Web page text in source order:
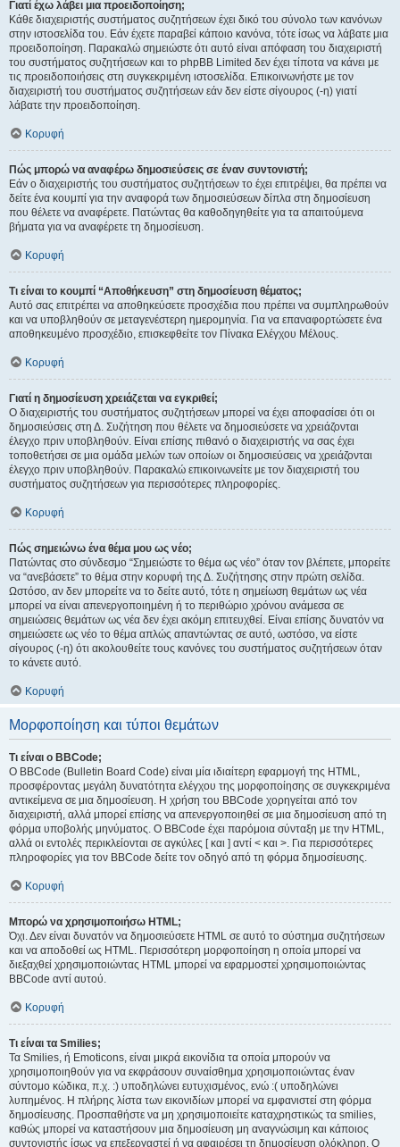
Γιατί έχω λάβει μια προειδοποίηση;
Κάθε διαχειριστής συστήματος συζητήσεων έχει δικό του σύνολο των κανόνων
στην ιστοσελίδα του. Εάν έχετε παραβεί κάποιο κανόνα, τότε ίσως να λάβατε μια
προειδοποίηση. Παρακαλώ σημειώστε ότι αυτό είναι απόφαση του διαχειριστή
του συστήματος συζητήσεων και το phpBB Limited δεν έχει τίποτα να κάνει με
τις προειδοποιήσεις στη συγκεκριμένη ιστοσελίδα. Επικοινωνήστε με τον
διαχειριστή του συστήματος συζητήσεων εάν δεν είστε σίγουρος (-η) γιατί
λάβατε την προειδοποίηση.
Κορυφή
Πώς μπορώ να αναφέρω δημοσιεύσεις σε έναν συντονιστή;
Εάν ο διαχειριστής του συστήματος συζητήσεων το έχει επιτρέψει, θα πρέπει να
δείτε ένα κουμπί για την αναφορά των δημοσιεύσεων δίπλα στη δημοσίευση
που θέλετε να αναφέρετε. Πατώντας θα καθοδηγηθείτε για τα απαιτούμενα
βήματα για να αναφέρετε τη δημοσίευση.
Κορυφή
Τι είναι το κουμπί “Αποθήκευση” στη δημοσίευση θέματος;
Αυτό σας επιτρέπει να αποθηκεύσετε προσχέδια που πρέπει να συμπληρωθούν
και να υποβληθούν σε μεταγενέστερη ημερομηνία. Για να επαναφορτώσετε ένα
αποθηκευμένο προσχέδιο, επισκεφθείτε τον Πίνακα Ελέγχου Μέλους.
Κορυφή
Γιατί η δημοσίευση χρειάζεται να εγκριθεί;
Ο διαχειριστής του συστήματος συζητήσεων μπορεί να έχει αποφασίσει ότι οι
δημοσιεύσεις στη Δ. Συζήτηση που θέλετε να δημοσιεύσετε να χρειάζονται
έλεγχο πριν υποβληθούν. Είναι επίσης πιθανό ο διαχειριστής να σας έχει
τοποθετήσει σε μια ομάδα μελών των οποίων οι δημοσιεύσεις να χρειάζονται
έλεγχο πριν υποβληθούν. Παρακαλώ επικοινωνείτε με τον διαχειριστή του
συστήματος συζητήσεων για περισσότερες πληροφορίες.
Κορυφή
Πώς σημειώνω ένα θέμα μου ως νέο;
Πατώντας στο σύνδεσμο “Σημειώστε το θέμα ως νέο” όταν τον βλέπετε, μπορείτε
να “ανεβάσετε” το θέμα στην κορυφή της Δ. Συζήτησης στην πρώτη σελίδα.
Ωστόσο, αν δεν μπορείτε να το δείτε αυτό, τότε η σημείωση θεμάτων ως νέα
μπορεί να είναι απενεργοποιημένη ή το περιθώριο χρόνου ανάμεσα σε
σημειώσεις θεμάτων ως νέα δεν έχει ακόμη επιτευχθεί. Είναι επίσης δυνατόν να
σημειώσετε ως νέο το θέμα απλώς απαντώντας σε αυτό, ωστόσο, να είστε
σίγουρος (-η) ότι ακολουθείτε τους κανόνες του συστήματος συζητήσεων όταν
το κάνετε αυτό.
Κορυφή
Μορφοποίηση και τύποι θεμάτων
Τι είναι ο BBCode;
Ο BBCode (Bulletin Board Code) είναι μία ιδιαίτερη εφαρμογή της HTML,
προσφέροντας μεγάλη δυνατότητα ελέγχου της μορφοποίησης σε συγκεκριμένα
αντικείμενα σε μια δημοσίευση. Η χρήση του BBCode χορηγείται από τον
διαχειριστή, αλλά μπορεί επίσης να απενεργοποιηθεί σε μια δημοσίευση από τη
φόρμα υποβολής μηνύματος. Ο BBCode έχει παρόμοια σύνταξη με την HTML,
αλλά οι εντολές περικλείονται σε αγκύλες [ και ] αντί < και >. Για περισσότερες
πληροφορίες για τον BBCode δείτε τον οδηγό από τη φόρμα δημοσίευσης.
Κορυφή
Μπορώ να χρησιμοποιήσω HTML;
Όχι. Δεν είναι δυνατόν να δημοσιεύσετε HTML σε αυτό το σύστημα συζητήσεων
και να αποδοθεί ως HTML. Περισσότερη μορφοποίηση η οποία μπορεί να
διεξαχθεί χρησιμοποιώντας HTML μπορεί να εφαρμοστεί χρησιμοποιώντας
BBCode αντί αυτού.
Κορυφή
Τι είναι τα Smilies;
Τα Smilies, ή Emoticons, είναι μικρά εικονίδια τα οποία μπορούν να
χρησιμοποιηθούν για να εκφράσουν συναίσθημα χρησιμοποιώντας έναν
σύντομο κώδικα, π.χ. :) υποδηλώνει ευτυχισμένος, ενώ :( υποδηλώνει
λυπημένος. Η πλήρης λίστα των εικονιδίων μπορεί να εμφανιστεί στη φόρμα
δημοσίευσης. Προσπαθήστε να μη χρησιμοποιείτε καταχρηστικώς τα smilies,
καθώς μπορεί να καταστήσουν μια δημοσίευση μη αναγνώσιμη και κάποιος
συντονιστής ίσως να επεξεργαστεί ή να αφαιρέσει τη δημοσίευση ολόκληρη. Ο